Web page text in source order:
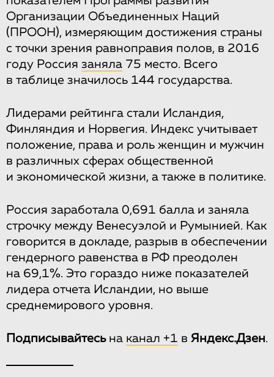
Организации Объединенных Наций
(ПРООН), измеряющим достижения страны
с точки зрения равноправия полов, в 2016
году Россия заняла 75 место. Всего
в таблице значилось 144 государства.
Лидерами рейтинга стали Исландия,
Финляндия и Норвегия. Индекс учитывает
положение, права и роль женщин и мужчин
в различных сферах общественной
и экономической жизни, а также в политике.
Россия заработала 0,691 балла и заняла
строчку между Венесуэлой и Румынией. Как
говорится в докладе, разрыв в обеспечении
гендерного равенства в РФ преодолен
на 69,1%. Это гораздо ниже показателей
лидера отчета Исландии, но выше
среднемирового уровня.
Подписывайтесьна канал +1 в Яндекс.Дзен.